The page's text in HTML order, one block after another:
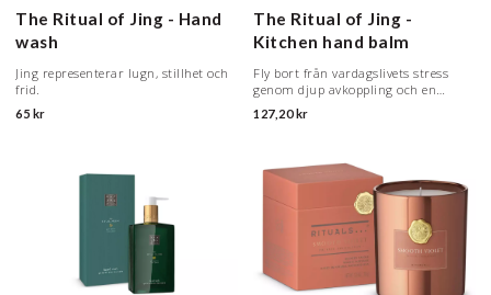
The Ritual of Jing - Hand
wash
Jing representerar lugn, stillhet och
frid.
65 kr
The Ritual of Jing -
Kitchen hand balm
Fly bort från vardagslivets stress
genom djup avkoppling och en
vilsam sömn.
127,20 kr